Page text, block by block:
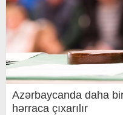
Azərbaycanda daha bir
hərraca çıxarılır